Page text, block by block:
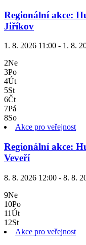
Regionální akce:
Jiříkov
1. 8. 2026 11:00 - 1. 8.
2Ne
3Po
4Út
5St
6Čt
7Pá
8So
Akce pro veřejnost
Regionální akce:
Veveří
8. 8. 2026 12:00 - 8. 8.
9Ne
10Po
11Út
12St
Akce pro veřejnost